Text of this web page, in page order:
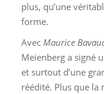
plus, qu’une
forme.
Avec Maurice
Meienberg a signé
et surtout d’une
réédité. Plus que la